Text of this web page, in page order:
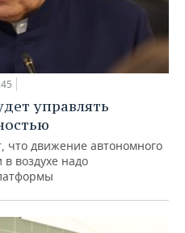
управлять
что движение автономного
воздухе надо